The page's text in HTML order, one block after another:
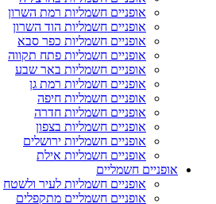
אופניים חשמליות רמת השרון
אופניים חשמליות הוד השרון
אופניים חשמליות כפר סבא
אופניים חשמליות פתח תקווה
אופניים חשמליות באר שבע
אופניים חשמליות רמת גן
אופניים חשמליות חיפה
אופניים חשמליות חדרה
אופניים חשמליות בצפון
אופניים חשמליות ירושלים
אופניים חשמליות אילת
אופניים חשמליים
אופניים חשמליות לעיר ולשטח
אופניים חשמליים מתקפלים